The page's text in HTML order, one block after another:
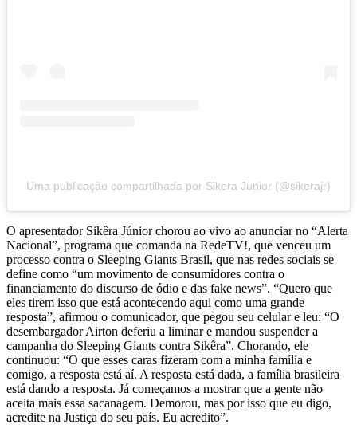
Uma publicação compartilhada por Sikera Junior (@sikerajr)
O apresentador Sikêra Júnior chorou ao vivo ao anunciar no “Alerta
Nacional”, programa que comanda na RedeTV!, que venceu um
processo contra o Sleeping Giants Brasil, que nas redes sociais se
define como “um movimento de consumidores contra o
financiamento do discurso de ódio e das fake news”. “Quero que
eles tirem isso que está acontecendo aqui como uma grande
resposta”, afirmou o comunicador, que pegou seu celular e leu: “O
desembargador Airton deferiu a liminar e mandou suspender a
campanha do Sleeping Giants contra Sikêra”. Chorando, ele
continuou: “O que esses caras fizeram com a minha família e
comigo, a resposta está aí. A resposta está dada, a família brasileira
está dando a resposta. Já começamos a mostrar que a gente não
aceita mais essa sacanagem. Demorou, mas por isso que eu digo,
acredite na Justiça do seu país. Eu acredito”.